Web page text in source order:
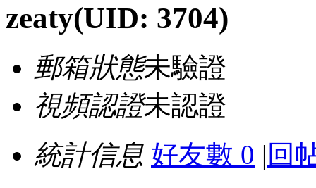
zeaty(UID: 3704)
郵箱狀態未驗證
視頻認證未認證
統計信息 好友數 0 | 回